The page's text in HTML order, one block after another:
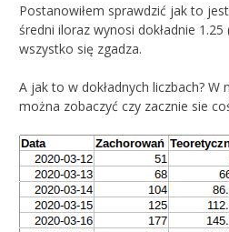
Postanowiłem sprawdzić jak to
średni iloraz wynosi dokładnie 1.25
wszystko się zgadza.
A jak to w dokładnych liczbach? W
można zobaczyć czy zacznie sie